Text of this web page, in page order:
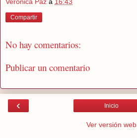
Compartir
No hay comentarios:
Publicar un comentario
‹ Inicio
Ver versión web